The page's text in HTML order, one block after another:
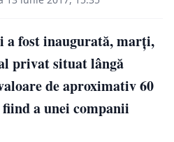
fost inaugurată, marţi,
privat situat lângă
de aproximativ 60
a unei companii